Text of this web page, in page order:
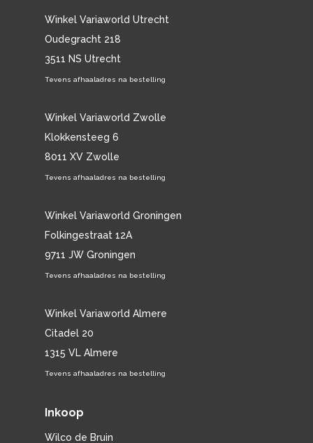
Winkel Variaworld Utrecht
Oudegracht 218
3511 NS Utrecht
Tevens afhaaladres na bestelling
Winkel Variaworld Zwolle
Klokkensteeg 6
8011 XV Zwolle
Tevens afhaaladres na bestelling
Winkel Variaworld Groningen
Folkingestraat 12A
9711 JW Groningen
Tevens afhaaladres na bestelling
Winkel Variaworld Almere
Citadel 20
1315 VL Almere
Tevens afhaaladres na bestelling
Inkoop
Wilco de Bruin